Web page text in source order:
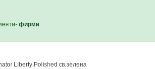
фирми.
Liberty Polished св.зелена